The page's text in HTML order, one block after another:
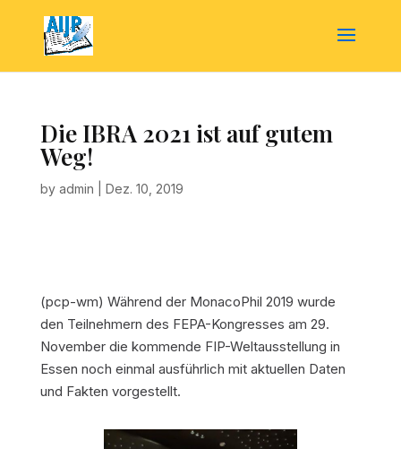
Die IBRA 2021 ist auf gutem
Weg!
by admin Dez. 10, 2019
(pcp-wm) Während der MonacoPhil 2019 wurde
den Teilnehmern des FEPA-Kongresses am 29.
November die kommende FIP-Weltausstellung in
Essen noch einmal ausführlich mit aktuellen Daten
und Fakten vorgestellt.